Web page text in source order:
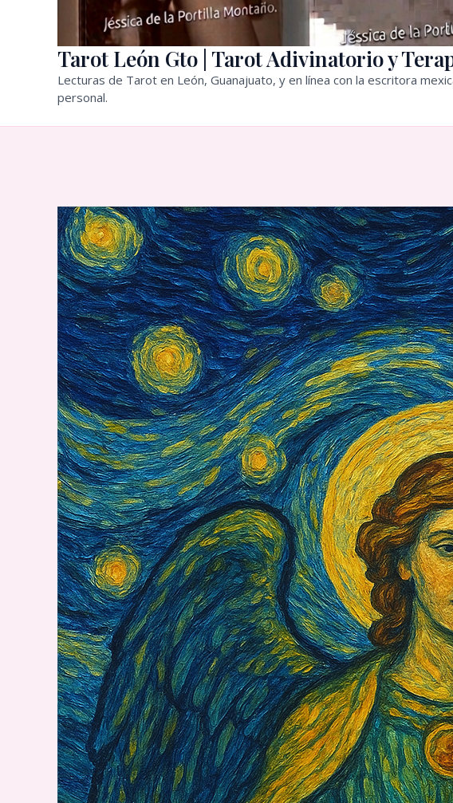
Tarot León Gto | Tarot Adivinatorio y
Lecturas de Tarot en León, Guanajuato, y en línea con la escritora
personal.